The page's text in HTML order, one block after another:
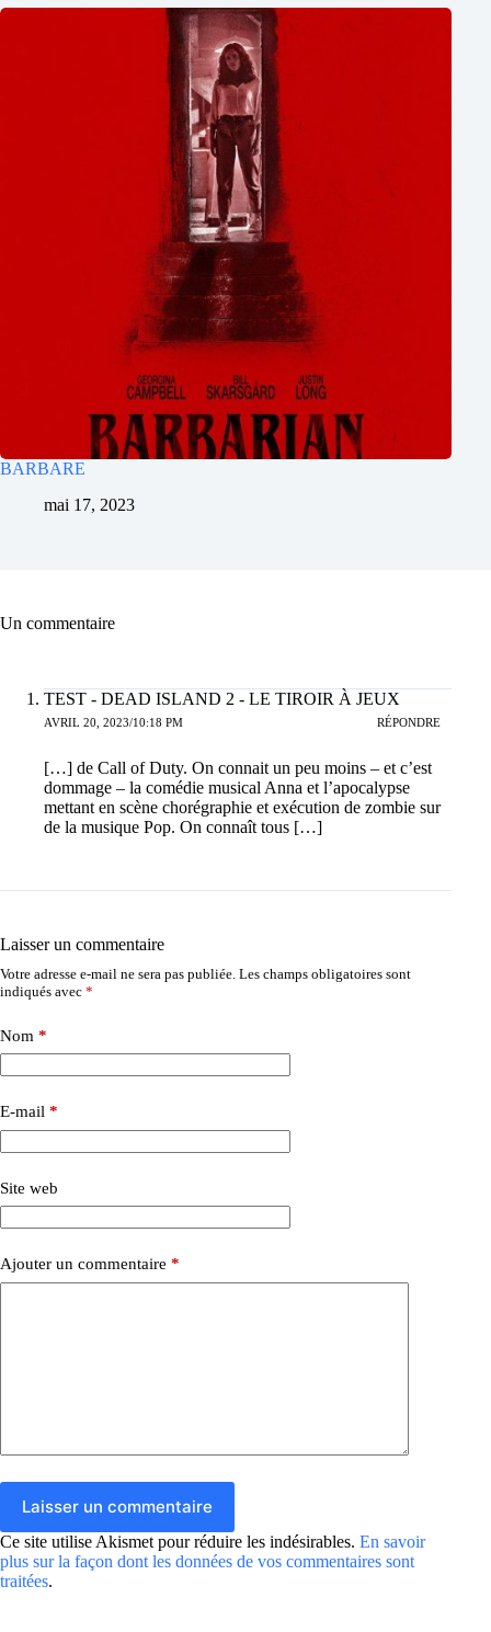
BARBARE
mai 17, 2023
Un commentaire
TEST - DEAD ISLAND 2 - LE TIROIR À JEUX
AVRIL 20, 2023/10:18 PM RÉPONDRE
[…] de Call of Duty. On connait un peu moins – et c’est
dommage – la comédie musical Anna et l’apocalypse
mettant en scène chorégraphie et exécution de zombie sur
de la musique Pop. On connaît tous […]
Laisser un commentaire
Votre adresse e-mail ne sera pas publiée. Les champs obligatoires sont
indiqués avec *
Nom *
E-mail *
Site web
Ajouter un commentaire *
Laisser un commentaire
Ce site utilise Akismet pour réduire les indésirables. En savoir
plus sur la façon dont les données de vos commentaires sont
traitées.